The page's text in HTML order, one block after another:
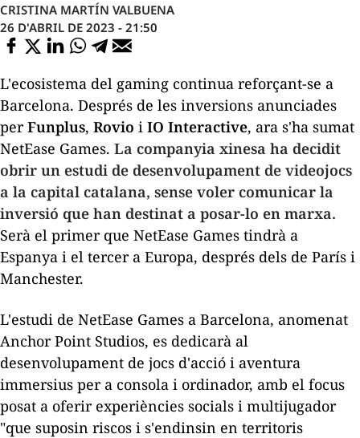
CRISTINA MARTÍN VALBUENA
26 D'ABRIL DE 2023 - 21:50
L'ecosistema del gaming continua reforçant-se a
Barcelona. Després de les inversions anunciades
perFunplus, Rovio i IO Interactive, ara s'ha sumat
NetEase Games. La companyia xinesa ha decidit
obrir un estudi de desenvolupament de videojocs
a la capital catalana, sense voler comunicar la
inversió que han destinat a posar-lo en marxa.
Serà el primer que NetEase Games tindrà a
Espanya i el tercer a Europa, després dels de París i
Manchester.
L'estudi de NetEase Games a Barcelona, anomenat
Anchor Point Studios, es dedicarà al
desenvolupament de jocs d'acció i aventura
immersius per a consola i ordinador, amb el focus
posat a oferir experiències socials i multijugador
"que suposin riscos i s'endinsin en territoris